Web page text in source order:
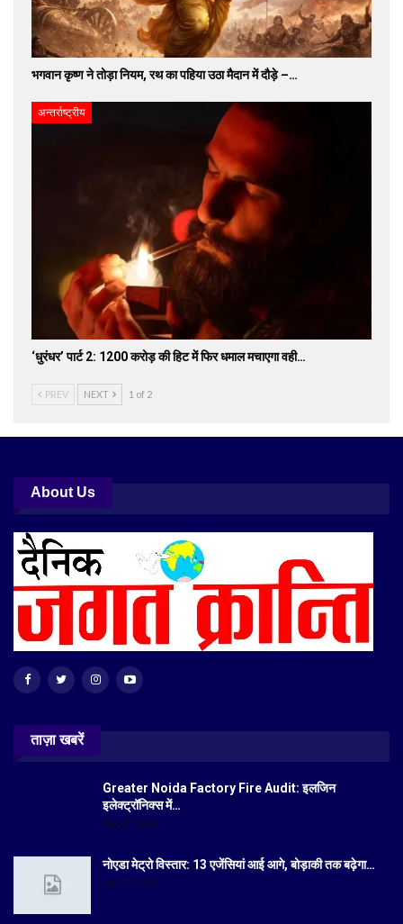
भगवान कृष्ण ने तोड़ा नियम, रथ का पहिया उठा मैदान में दौड़े –…
अन्तर्राष्ट्रीय
‘धुरंधर’ पार्ट 2: 1200 करोड़ की हिट में फिर धमाल मचाएगा वही…
PREV NEXT 1 of 2
About Us
ताज़ा खबरें
Greater Noida Factory Fire Audit: इलजिन
इलेक्ट्रॉनिक्स में…
Aug 6, 2026
नोएडा मेट्रो विस्तार: 13 एजेंसियां आई आगे, बोड़ाकी तक बढ़ेगा…
Jul 19, 2026